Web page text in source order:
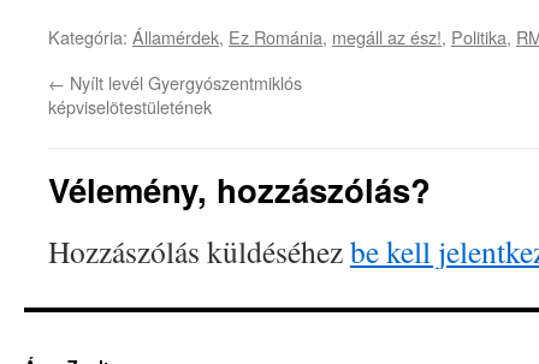
Kategória: Államérdek, Ez Románia, megáll az ész!, Politika,
← Nyílt levél Gyergyószentmiklós
képviselõtestületének
Vélemény, hozzászólás?
Hozzászólás küldéséhezbe kell